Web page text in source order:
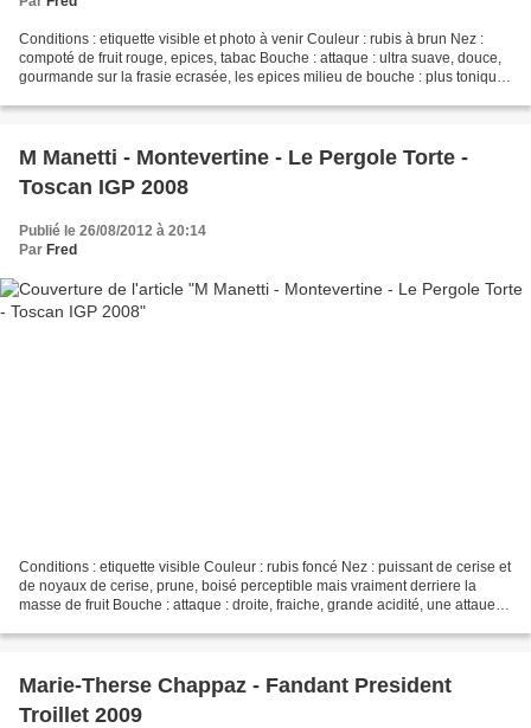
Conditions : etiquette visible et photo à venir Couleur : rubis à brun Nez :
compoté de fruit rouge, epices, tabac Bouche : attaque : ultra suave, douce,
gourmande sur la frasie ecrasée, les epices milieu de bouche : plus tonique,
M Manetti - Montevertine - Le Pergole Torte -
Toscan IGP 2008
Publié le 26/08/2012 à 20:14
Par Fred
Conditions : etiquette visible Couleur : rubis foncé Nez : puissant de cerise et
de noyaux de cerise, prune, boisé perceptible mais vraiment derriere la
masse de fruit Bouche : attaque : droite, fraiche, grande acidité, une attaue
Marie-Therse Chappaz - Fandant President
Troillet 2009